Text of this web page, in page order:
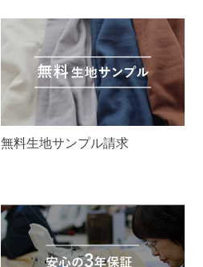
無料生地サンプル請求